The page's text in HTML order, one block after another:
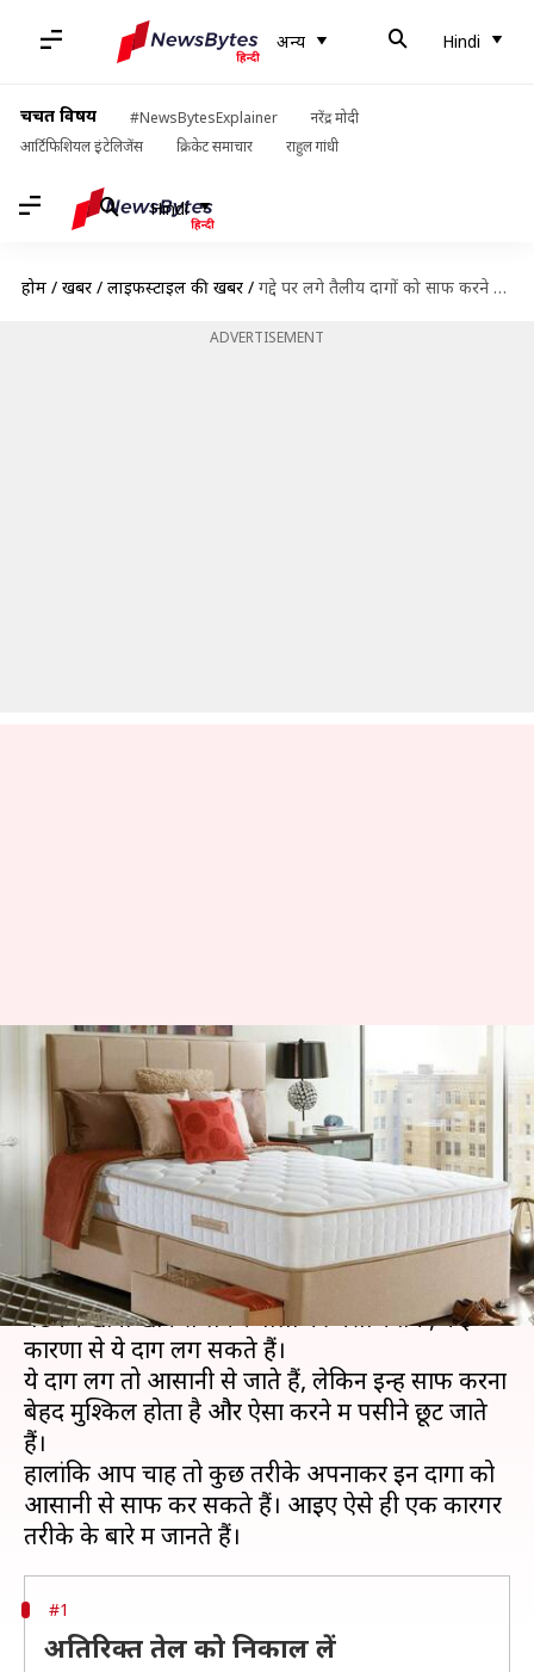
अन्य Hindi
चर्चित विषय #NewsBytesExplainer
नरेंद्र मोदी
आर्टिफिशियल इंटेलिजेंस
क्रिकेट समाचार राहुल गांधी
Hindi
होम / खबरें / लाइफस्टाइल की खबरें / गद्दे पर लगे तैलीय दागों को साफ करने के लिए अपनाएं यह कारगर तरीका
ADVERTISEMENT
गद्दे पर लगे तैलीय दागों को साफ
करने के लिए अपनाएं यह कारगर
तरीका
लेखन अंजली Dec 22, 2020 08:00 pm
क्या है खबर?
गद्दों पर तेल के दाग लगना आम बात है और बिस्तर पर
बैठकर खाना खाने से लेकर बालों की मसाज तक, कई
कारणों से ये दाग लग सकते हैं।
ये दाग लग तो आसानी से जाते हैं, लेकिन इन्हें साफ करना
बेहद मुश्किल होता है और ऐसा करने में पसीने छूट जाते
हैं।
हालांकि आप चाहें तो कुछ तरीके अपनाकर इन दागों को
आसानी से साफ कर सकते हैं। आइए ऐसे ही एक कारगर
#1
अतिरिक्त तेल को निकाल लें